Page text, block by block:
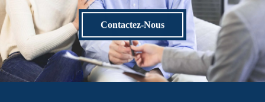
Contactez-Nous